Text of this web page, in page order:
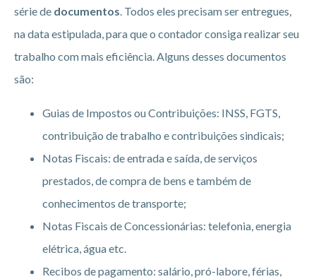
série de documentos. Todos eles precisam ser entregues,
na data estipulada, para que o contador consiga realizar seu
trabalho com mais eficiência. Alguns desses documentos
são:
Guias de Impostos ou Contribuições: INSS, FGTS,
contribuição de trabalho e contribuições sindicais;
Notas Fiscais: de entrada e saída, de serviços
prestados, de compra de bens e também de
conhecimentos de transporte;
Notas Fiscais de Concessionárias: telefonia, energia
elétrica, água etc.
Recibos de pagamento: salário, pró-labore, férias,